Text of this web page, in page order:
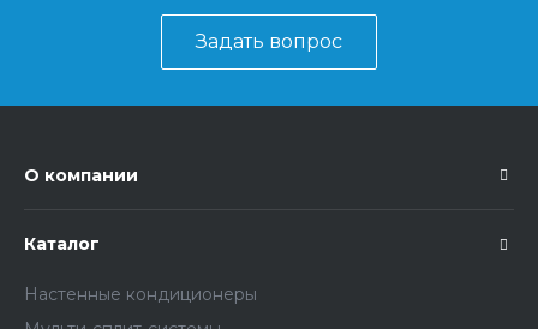
Задать вопрос
О компании
Каталог
Настенные кондиционеры